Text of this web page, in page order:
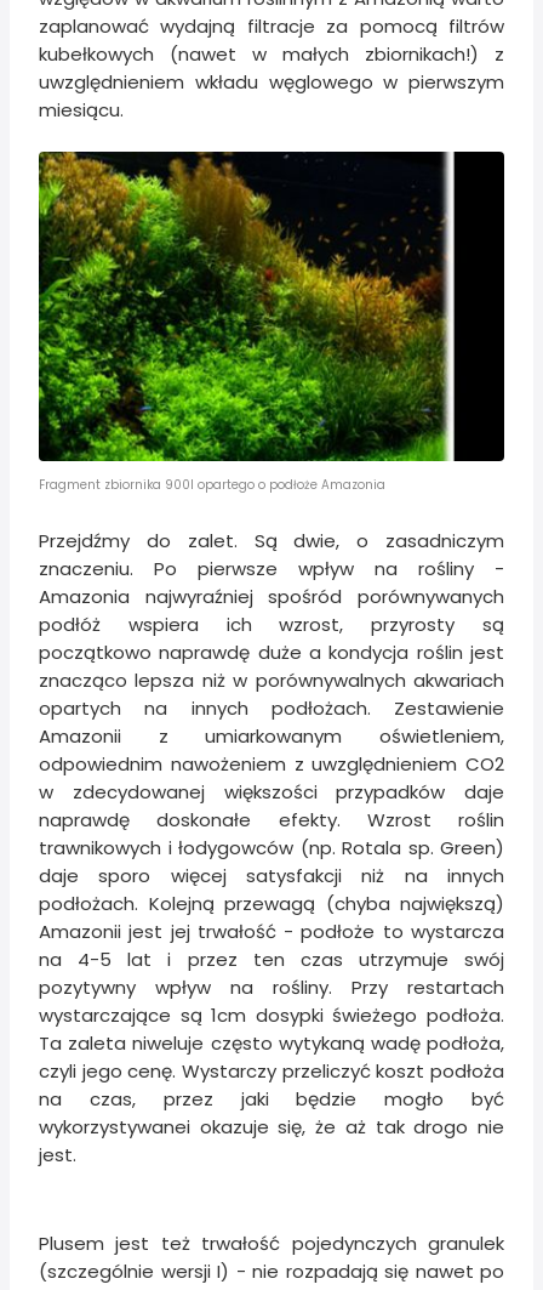
zaplanować wydajną filtracje za pomocą filtrów
kubełkowych (nawet w małych zbiornikach!) z
uwzględnieniem wkładu węglowego w pierwszym
miesiącu.
Fragment zbiornika 900l opartego o podłoże Amazonia
Przejdźmy do zalet. Są dwie, o zasadniczym
znaczeniu. Po pierwsze wpływ na rośliny -
Amazonia najwyraźniej spośród porównywanych
podłóż wspiera ich wzrost, przyrosty są
początkowo naprawdę duże a kondycja roślin jest
znacząco lepsza niż w porównywalnych akwariach
opartych na innych podłożach. Zestawienie
Amazonii z umiarkowanym oświetleniem,
odpowiednim nawożeniem z uwzględnieniem CO2
w zdecydowanej większości przypadków daje
naprawdę doskonałe efekty. Wzrost roślin
trawnikowych i łodygowców (np. Rotala sp. Green)
daje sporo więcej satysfakcji niż na innych
podłożach. Kolejną przewagą (chyba największą)
Amazonii jest jej trwałość - podłoże to wystarcza
na 4-5 lat i przez ten czas utrzymuje swój
pozytywny wpływ na rośliny. Przy restartach
wystarczające są 1cm dosypki świeżego podłoża.
Ta zaleta niweluje często wytykaną wadę podłoża,
czyli jego cenę. Wystarczy przeliczyć koszt podłoża
na czas, przez jaki będzie mogło być
wykorzystywanei okazuje się, że aż tak drogo nie
jest.
Plusem jest też trwałość pojedynczych granulek
(szczególnie wersji I) - nie rozpadają się nawet po